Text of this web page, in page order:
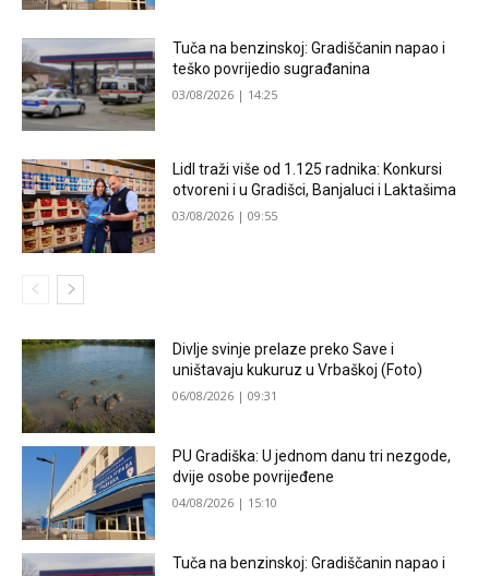
Tuča na benzinskoj: Gradiščanin napao i
teško povrijedio sugrađanina
03/08/2026 | 14:25
Lidl traži više od 1.125 radnika: Konkursi
otvoreni i u Gradišci, Banjaluci i Laktašima
03/08/2026 | 09:55
Divlje svinje prelaze preko Save i
uništavaju kukuruz u Vrbaškoj (Foto)
06/08/2026 | 09:31
PU Gradiška: U jednom danu tri nezgode,
dvije osobe povrijeđene
04/08/2026 | 15:10
Tuča na benzinskoj: Gradiščanin napao i